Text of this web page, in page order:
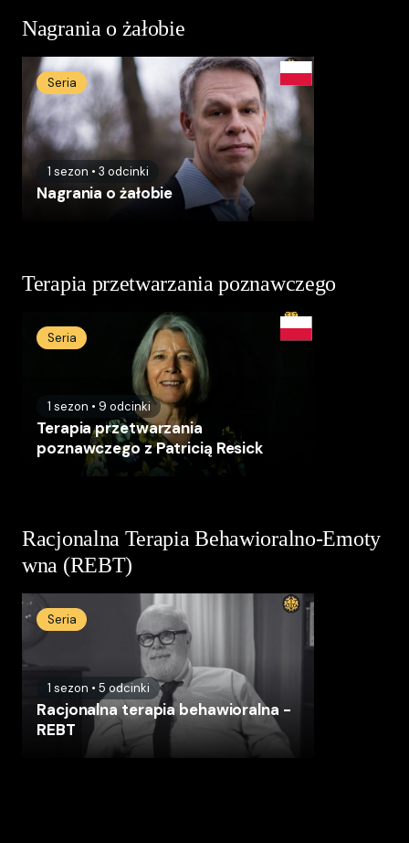
Nagrania o żałobie
Seria
1 sezon • 3 odcinki
Nagrania o żałobie
Terapia przetwarzania poznawczego
Seria
1 sezon • 9 odcinki
Terapia przetwarzania
poznawczego z Patricią Resick
Racjonalna Terapia Behawioralno-Emoty
wna (REBT)
Seria
1 sezon • 5 odcinki
Racjonalna terapia behawioralna -
REBT